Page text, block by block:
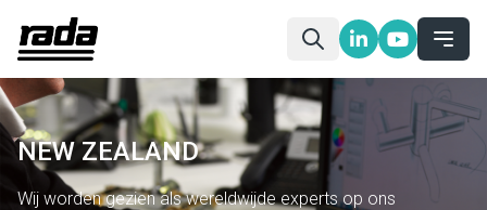
NEW ZEALAND
Wij worden gezien als wereldwijde experts op ons